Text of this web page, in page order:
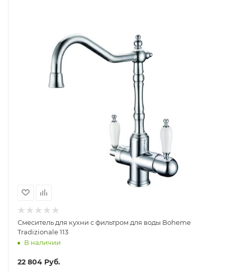
Смеситель для кухни с фильтром для воды Boheme
Tradizionale 113
В наличии
22 804 Руб.